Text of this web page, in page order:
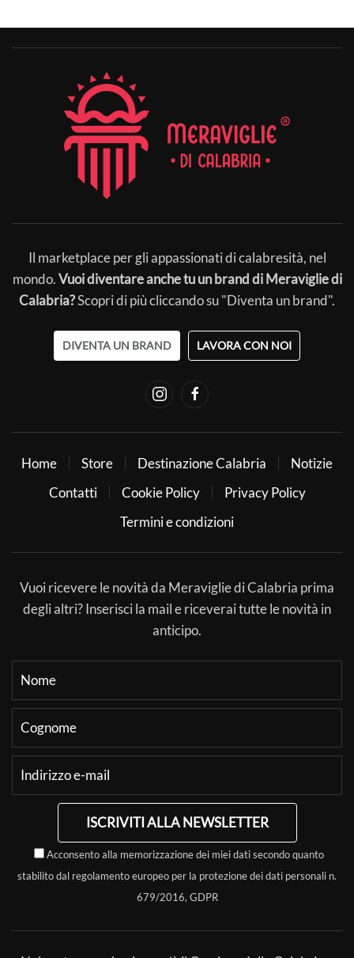
Il marketplace per gli appassionati di calabresità, nel
mondo.Vuoi diventare anche tu un brand di Meraviglie di
Calabria?Scopri di più cliccando su "Diventa un brand".
DIVENTA UN BRAND LAVORA CON NOI
Home Store Destinazione Calabria
Notizie
Contatti
Cookie Policy
Privacy Policy
Termini e condizioni
Vuoi ricevere le novità da Meraviglie di Calabria prima
degli altri? Inserisci la mail e riceverai tutte le novità in
anticipo.
ISCRIVITI ALLA NEWSLETTER
Acconsento alla memorizzazione dei miei dati secondo quanto
stabilito dal regolamento europeo per la protezione dei dati personali n.
679/2016, GDPR